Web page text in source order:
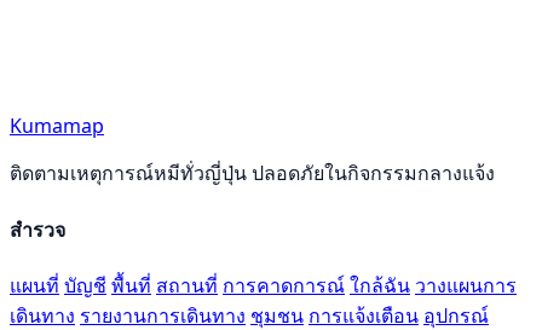
Kumamap
ติดตามเหตุการณ์หมีทั่วญี่ปุ่น ปลอดภัยในกิจกรรมกลางแจ้ง
สำรวจ
แผนที่ บัญชี พื้นที่ สถานที่ การคาดการณ์ใกล้ฉัน วางแผนการ
เดินทาง รายงานการเดินทาง ชุมชน การแจ้งเตือน อุปกรณ์